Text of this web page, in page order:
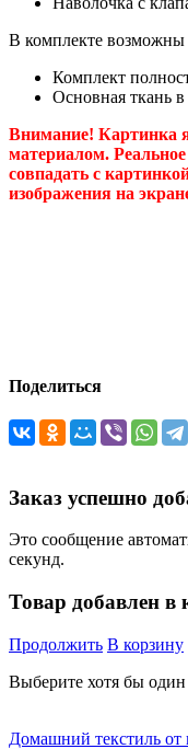
В комплекте
Комплект
Основная ткань
Внимание! Картинка
материалом.
совпадать с
изображения на
Поделиться
Заказ успешно
Это сообщение
секунд.
Товар добавлен в
Продолжить В корзину
Выберите хотя бы один
Домашний текстиль от